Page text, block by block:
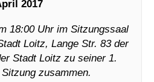
2017
18:00 Uhr im Sitzungssaal
Loitz, Lange Str. 83 der
Stadt Loitz zu seiner 1.
zusammen.